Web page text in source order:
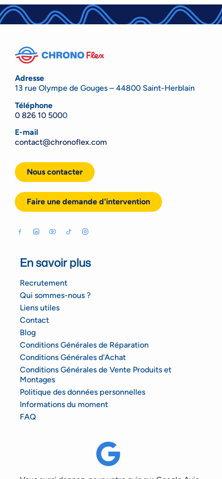
Adresse
13 rue Olympe de Gouges – 44800 Saint-Herblain
Téléphone
0 826 10 5000
E-mail
contact@chronoflex.com
Nous contacter
Faire une demande d'intervention
En savoir plus
Recrutement
Qui sommes-nous ?
Liens utiles
Contact
Blog
Conditions Générales de Réparation
Conditions Générales d'Achat
Conditions Générales de Vente Produits et
Montages
Politique des données personnelles
Informations du moment
FAQ